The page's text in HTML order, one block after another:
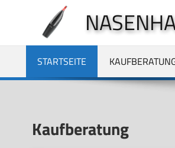
springen
STARTSEITE
Kaufberatung